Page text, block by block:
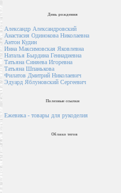
День рождения
Александр Александровский
Анастасия Одинокова Николаевна
Антон Кудин
Инна Максимовская Яковлевна
Наталья Бырдина Геннадиевна
Татьяна Синяева Игоревна
Татьяна Шпанькова
Филатов Дмитрий Николаевич
Эдуард Яблуновский Сергеевич
Полезные ссылки
Ежевика - товары для рукоделия
Облако тегов